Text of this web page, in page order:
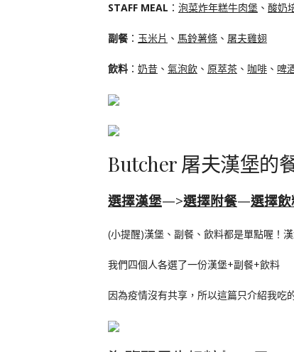
STAFF MEAL ： 泡菜炸年糕牛肉堡 、 酸奶
副餐 ： 玉米片 、 馬鈴薯條 、 屠夫雞翅
飲料 ： 奶昔 、 氣泡飲 、 原萃茶 、 咖啡 、 啤
Butcher 屠夫漢堡的
選擇漢堡—>選擇附餐—選擇
(小提醒)漢堡、副餐、飲料都是單點喔！
我們四個人各選了一份漢堡+副餐+飲料
因為疫情沒有共享，所以這篇只介紹我吃